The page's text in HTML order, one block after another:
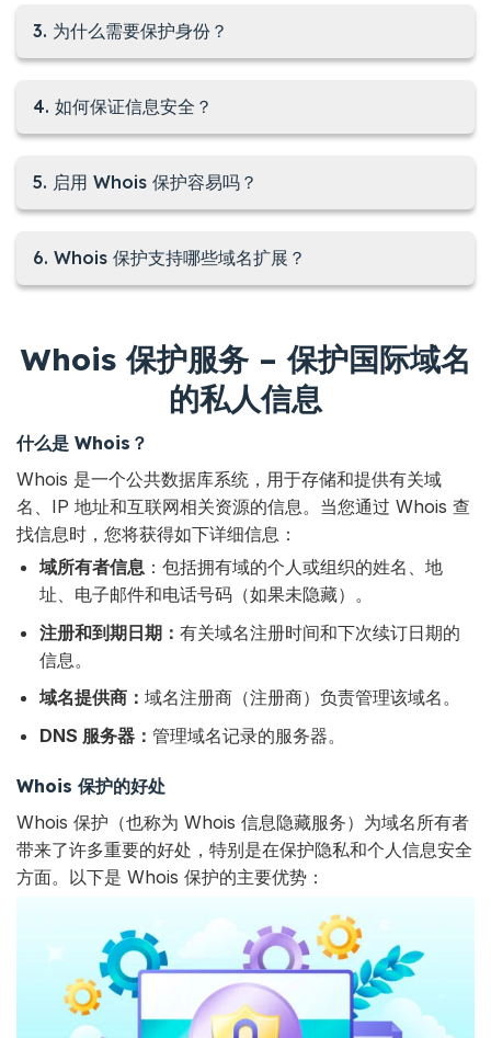
3. 为什么需要保护身份？
4. 如何保证信息安全？
5. 启用 Whois 保护容易吗？
6. Whois 保护支持哪些域名扩展？
Whois 保护服务 – 保护国际域名
的私人信息
什么是 Whois？
Whois 是一个公共数据库系统，用于存储和提供有关域
名、IP 地址和互联网相关资源的信息。当您通过 Whois 查
找信息时，您将获得如下详细信息：
域所有者信息 ：包括拥有域的个人或组织的姓名、地
址、电子邮件和电话号码（如果未隐藏）。
注册和到期日期： 有关域名注册时间和下次续订日期的
信息。
域名提供商： 域名注册商（注册商）负责管理该域名。
DNS 服务器： 管理域名记录的服务器。
Whois 保护的好处
Whois 保护（也称为 Whois 信息隐藏服务）为域名所有者
带来了许多重要的好处，特别是在保护隐私和个人信息安全
方面。以下是 Whois 保护的主要优势：